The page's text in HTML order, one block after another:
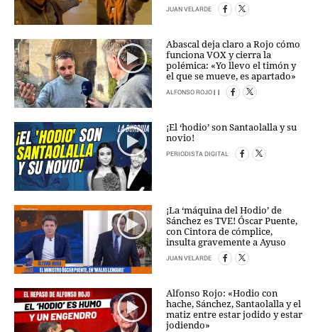
JUAN VELARDE
Abascal deja claro a Rojo cómo
funciona VOX y cierra la
polémica: «Yo llevo el timón y
el que se mueve, es apartado»
ALFONSO ROJO|
¡El ‘hodio’ son Santaolalla y su
novio!
PERIODISTA DIGITAL
¡La ‘máquina del Hodio’ de
Sánchez es TVE! Óscar Puente,
con Cintora de cómplice,
insulta gravemente a Ayuso
JUAN VELARDE
Alfonso Rojo: «Hodio con
hache, Sánchez, Santaolalla y el
matiz entre estar jodido y estar
jodiendo»